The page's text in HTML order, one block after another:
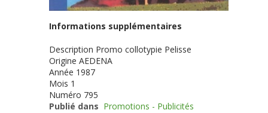
Informations supplémentaires
Description Promo collotypie Pelisse
Origine AEDENA
Année 1987
Mois 1
Numéro 795
Publié dans Promotions - Publicités